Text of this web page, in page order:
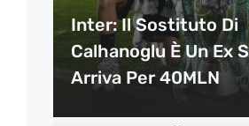
Inter: Il Sostituto Di
Calhanoglu È Un Ex
Arriva Per 40MLN